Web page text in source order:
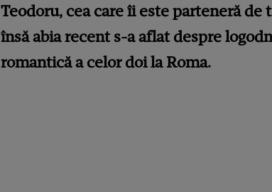
Teodoru, cea care îi este parteneră
însă abia recent s-a aflat despre
romantică a celor doi la Roma.